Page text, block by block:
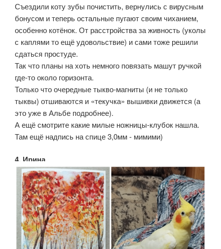
Съездили коту зубы почистить, вернулись с вирусным
бонусом и теперь остальные пугают своим чиханием,
особенно котёнок. От расстройства за живность (уколы
с каплями то ещё удовольствие) и сами тоже решили
сдаться простуде.
Так что планы на хоть немного повязать машут ручкой
где-то около горизонта.
Только что очередные тыкво-магниты (и не только
тыквы) отшиваются и «текучка» вышивки движется (а
это уже в Альбе подробнее).
А ещё смотрите какие милые ножницы-клубок нашла.
Там ещё надпись на спице 3,0мм - мимими)
4. Ирина